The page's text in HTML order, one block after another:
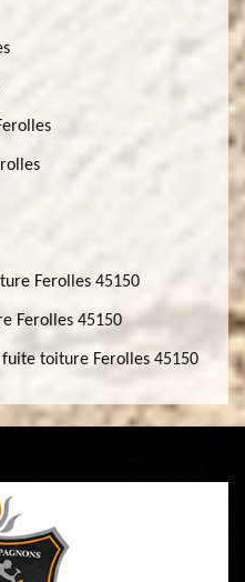
Ferolles 45150
Ferolles 45150
toiture Ferolles 45150